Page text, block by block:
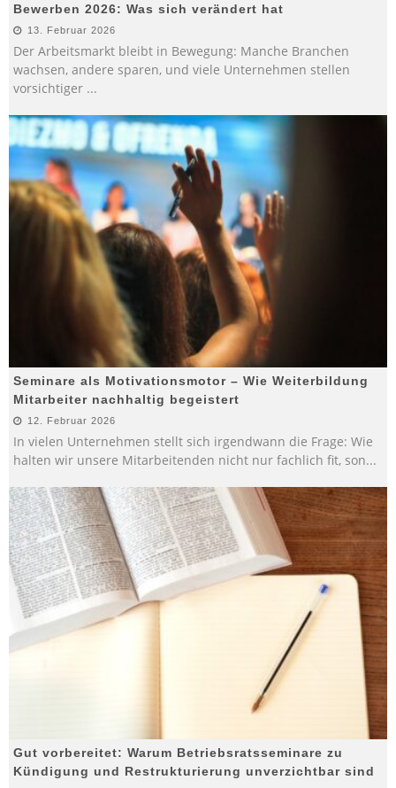
Bewerben 2026: Was sich verändert hat
13. Februar 2026
Der Arbeitsmarkt bleibt in Bewegung: Manche Branchen
wachsen, andere sparen, und viele Unternehmen stellen
vorsichtiger ...
Seminare als Motivationsmotor – Wie Weiterbildung
Mitarbeiter nachhaltig begeistert
12. Februar 2026
In vielen Unternehmen stellt sich irgendwann die Frage: Wie
halten wir unsere Mitarbeitenden nicht nur fachlich fit, son...
Gut vorbereitet: Warum Betriebsratsseminare zu
Kündigung und Restrukturierung unverzichtbar sind